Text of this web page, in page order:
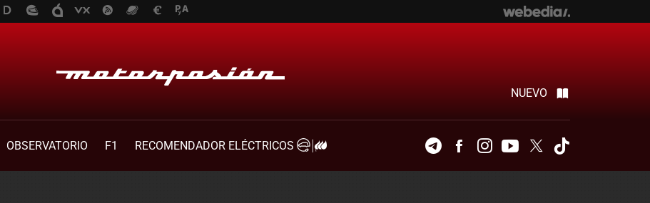
NUEVO
OBSERVATORIO F1
RECOMENDADOR ELÉCTRICOS
TelegramFacebookInstagramYoutubeTwitter